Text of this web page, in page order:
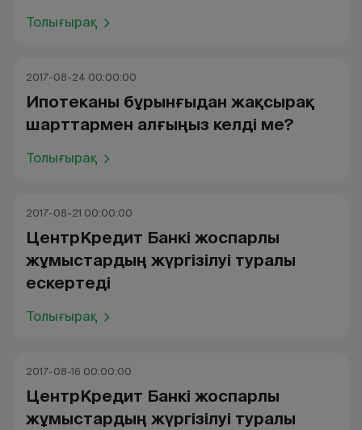
Толығырақ
2017-08-24 00:00:00
Ипотеканы бұрынғыдан жақсырақ
шарттармен алғыңыз келді ме?
Толығырақ
2017-08-21 00:00:00
ЦентрКредит Банкі жоспарлы
жұмыстардың жүргізілуі туралы
ескертеді
Толығырақ
2017-08-16 00:00:00
ЦентрКредит Банкі жоспарлы
жұмыстардың жүргізілуі туралы